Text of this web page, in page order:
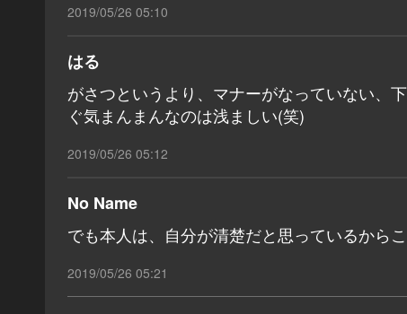
2019/05/26 05:10
はる
がさつというより、マナーがなっていない、
ぐ気まんまんなのは浅ましい(笑)
2019/05/26 05:12
No Name
でも本人は、自分が清楚だと思っているから
2019/05/26 05:21